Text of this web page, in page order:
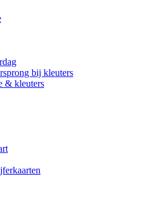
bij kleuters
& kleuters